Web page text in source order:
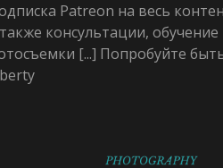
Patreon на весь
консультации,
[...] Попробуйте